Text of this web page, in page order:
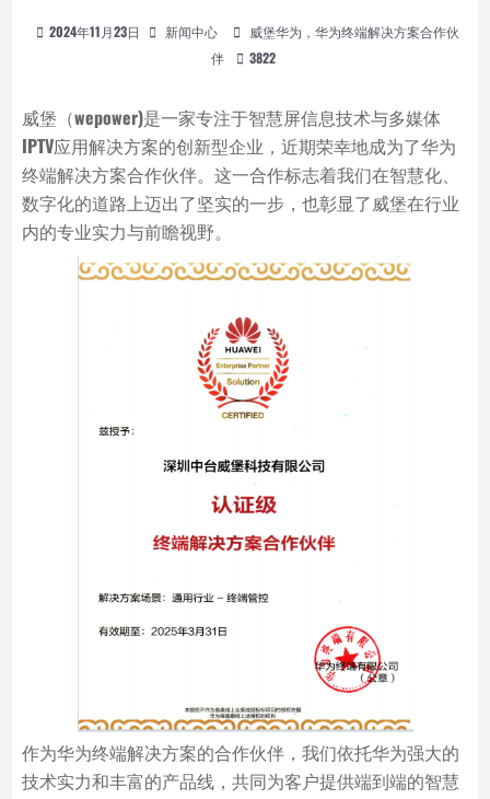
2024年11月23日 新闻中心
威堡华为，华为终端解决方案合作伙
伴
3822
威堡（wepower)是一家专注于智慧屏信息技术与多媒体
IPTV应用解决方案的创新型企业，近期荣幸地成为了华为
终端解决方案合作伙伴。这一合作标志着我们在智慧化、
数字化的道路上迈出了坚实的一步，也彰显了威堡在行业
内的专业实力与前瞻视野。
作为华为终端解决方案的合作伙伴，我们依托华为强大的
技术实力和丰富的产品线，共同为客户提供端到端的智慧